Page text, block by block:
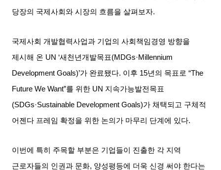
당장의 국제사회와 시장의 흐름을 살펴보자.
국제사회 개발협력사업과 기업의 사회책임경영 방향을
제시해 온 UN ‘새천년개발목표(MDGs·Millennium
Development Goals)’가 완료됐다. 이후 15년의 목표로 “The
Future We Want”를 위한 UN 지속가능발전목표
(SDGs·Sustainable Development Goals)가 채택되고 구체적
어젠다 프레임 확정을 위한 논의가 마무리 단계에 있다.
이번에 특히 주목할 부분은 기업들이 진출한 각 지역
근로자들의 인권과 문화, 양성평등에 더욱 신경 써야 한다는